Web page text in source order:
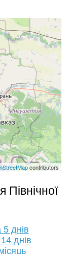
contributors
Північної
5 днів
днів